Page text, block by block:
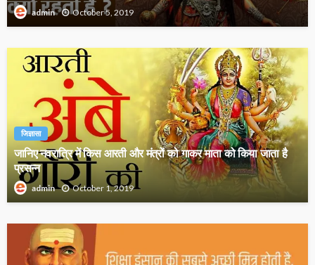
admin October 5, 2019
जिज्ञासा
जानिए नवरात्रि में किस आरती और मंत्रों को गाकर माता को किया जाता है
प्रसन्न
admin October 1, 2019